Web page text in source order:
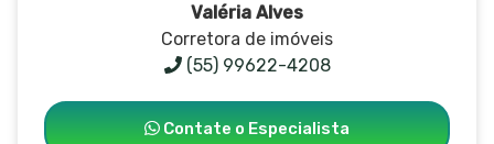
Valéria Alves
Corretora de imóveis
(55) 99622-4208
Contate o Especialista